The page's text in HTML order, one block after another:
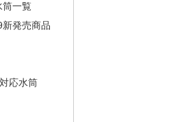
筒一覧
発売商品
応水筒